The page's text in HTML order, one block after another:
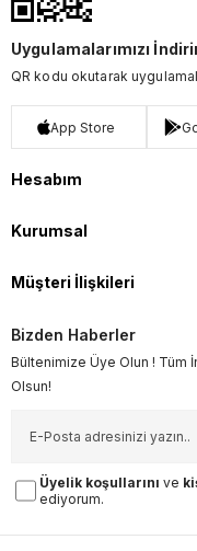
Uygulamalarımızı
QR kodu okutarak
App Store
Hesabım
Kurumsal
Müşteri İlişkileri
Bizden Haberler
Bültenimize Üye Olun ! Tüm
Olsun!
Üyelik koşullarını ve
ediyorum.